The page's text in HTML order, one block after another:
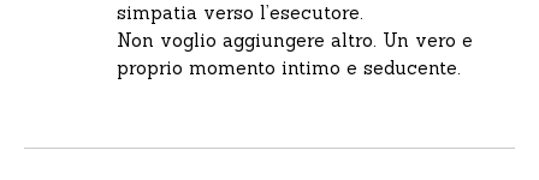
simpatia verso l’esecutore.
Non voglio aggiungere altro. Un vero e
proprio momento intimo e seducente.